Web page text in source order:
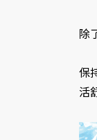
除
保
活